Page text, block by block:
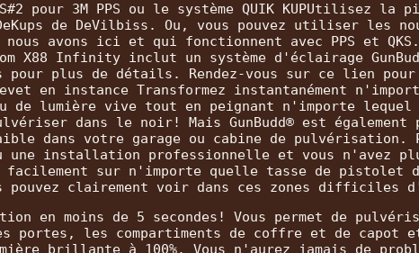
pour 3M PPS ou le système QUIK KUPUtilisez la
de DeVilbiss. Ou, vous pouvez utiliser les
avons ici et qui fonctionnent avec PPS et
X88 Infinity inclut un système d'éclairage
plus de détails. Rendez-vous sur ce lien pour
en instance Transformez instantanément
lumière vive tout en peignant n'importe lequel
dans le noir! Mais GunBudd® est
dans votre garage ou cabine de pulvérisation.
une installation professionnelle et vous n'avez
facilement sur n'importe quelle tasse de pistolet
pouvez clairement voir dans ces zones difficiles
en moins de 5 secondes! Vous permet de
portes, les compartiments de coffre et de capot et
brillante à 100%. Vous n'aurez jamais de